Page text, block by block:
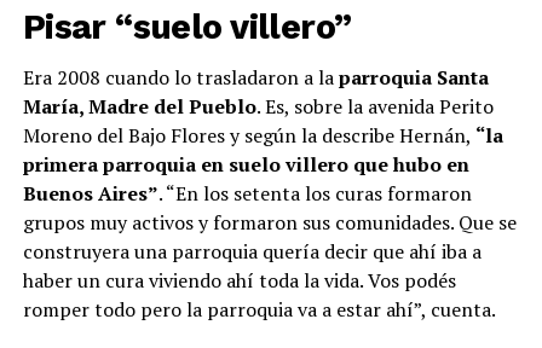
Pisar “suelo villero”
Era 2008 cuando lo trasladaron a laparroquia Santa
María, Madre del Pueblo. Es, sobre la avenida Perito
Moreno del Bajo Flores y según la describe Hernán, “la
primera parroquia en suelo villero que hubo en
Buenos Aires”. “En los setenta los curas formaron
grupos muy activos y formaron sus comunidades. Que se
construyera una parroquia quería decir que ahí iba a
haber un cura viviendo ahí toda la vida. Vos podés
romper todo pero la parroquia va a estar ahí”, cuenta.